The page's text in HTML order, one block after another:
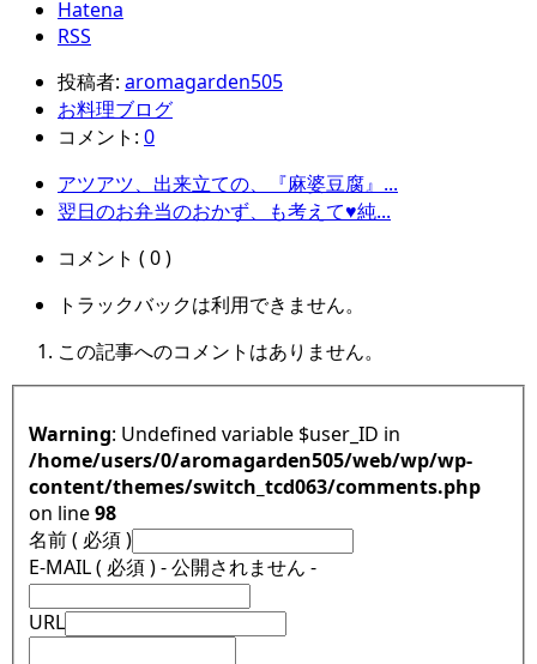
Hatena
RSS
投稿者: aromagarden505
お料理ブログ
コメント: 0
アツアツ、出来立ての、『麻婆豆腐』...
翌日のお弁当のおかず、も考えて♥純...
コメント ( 0 )
トラックバックは利用できません。
この記事へのコメントはありません。
Warning : Undefined variable $user_ID in
/home/users/0/aromagarden505/web/wp/wp-
content/themes/switch_tcd063/comments.php
on line98
名前 ( 必須 )
E-MAIL ( 必須 ) - 公開されません -
URL